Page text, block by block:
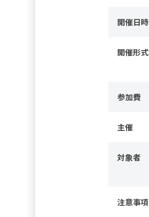
開催日時
開催形式
参加費
主催
対象者
注意事項